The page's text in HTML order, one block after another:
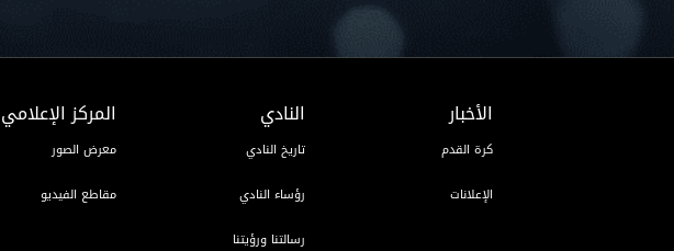
الأخبار
كرة القدم
الإعلانات
النادي
تاريخ النادي
رؤساء النادي
رسالتنا ورؤيتنا
المركز الإعلامي
معرض الصور
مقاطع الفيديو